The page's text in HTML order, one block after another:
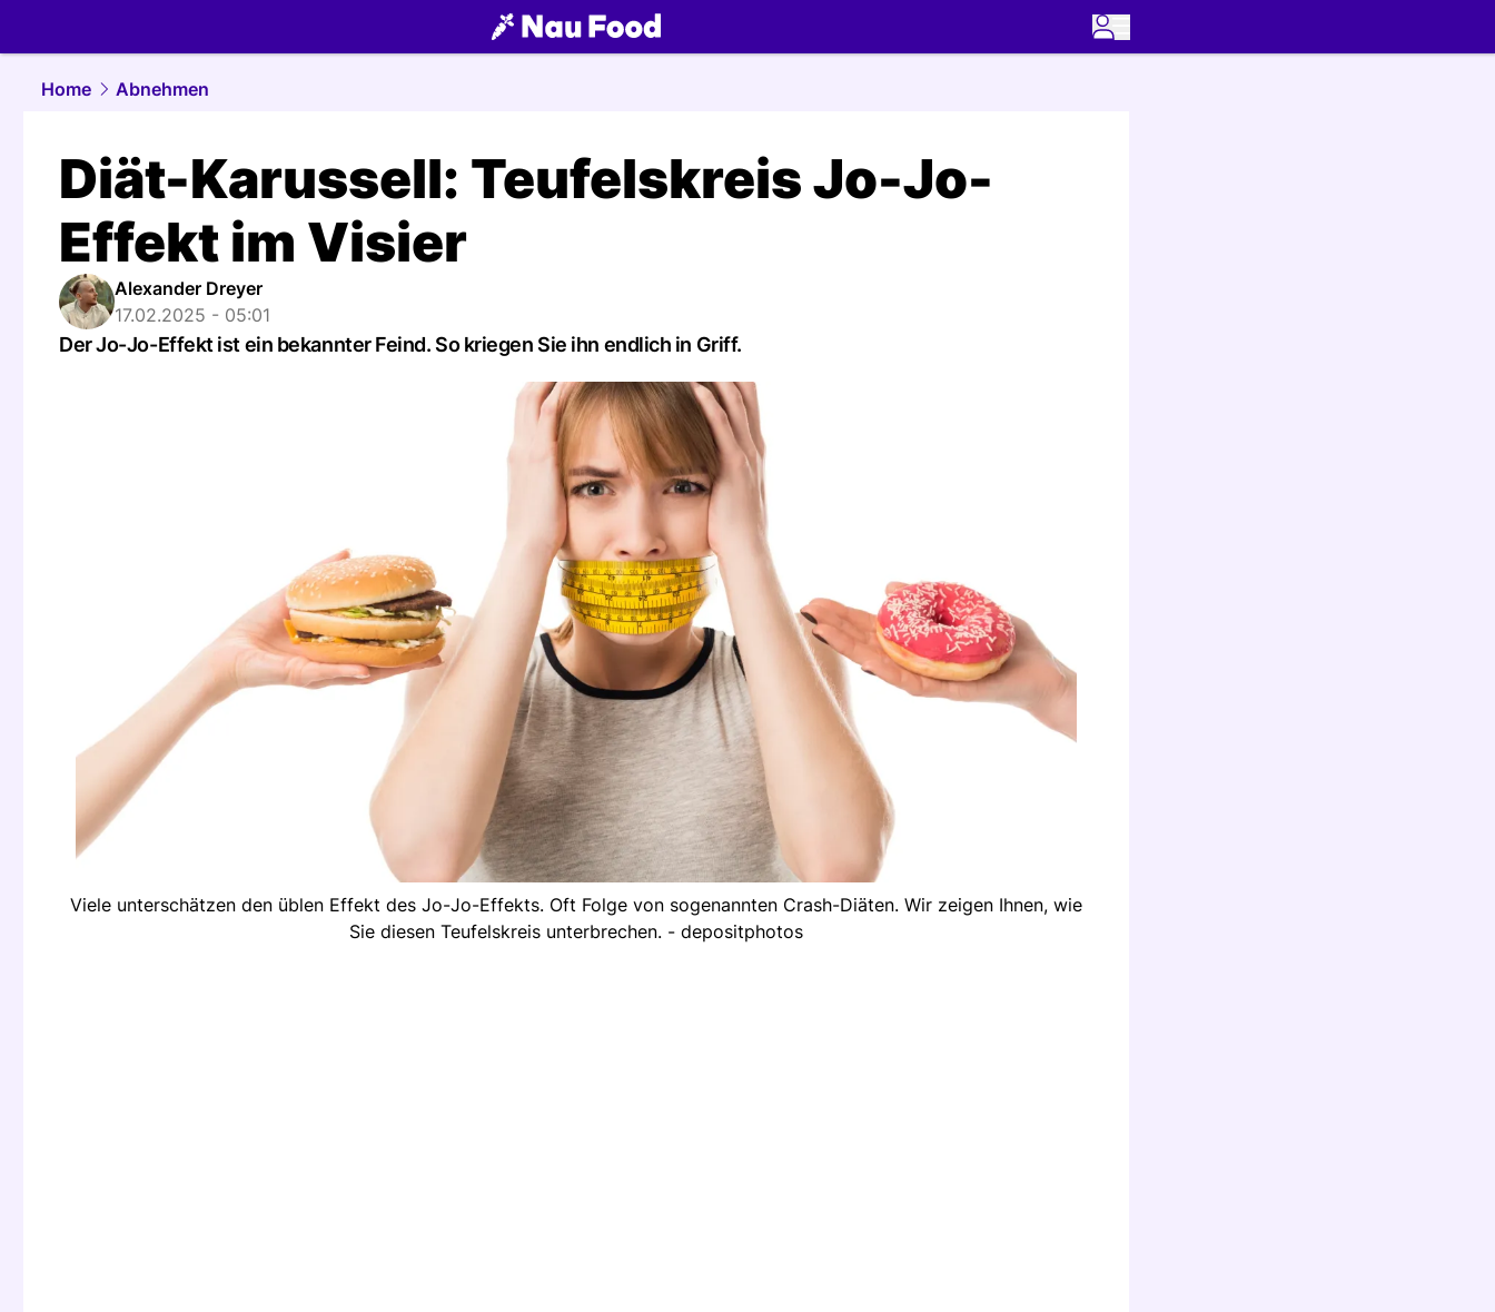
food.NAU.ch
Home
Abnehmen
Diät-Karussell: Teufelskreis Jo-Jo-
Effekt im Visier
Alexander Dreyer
17.02.2025 - 05:01
Der Jo-Jo-Effekt ist ein bekannter Feind. So kriegen Sie ihn endlich in Griff.
Viele unterschätzen den üblen Effekt des Jo-Jo-Effekts. Oft Folge von sogenannten Crash-Diäten. Wir zeigen Ihnen, wie
Sie diesen Teufelskreis unterbrechen. - depositphotos